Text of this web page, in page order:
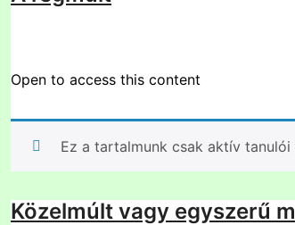
Open to access this content
Ez a tartalmunk csak aktív
Közelmúlt vagy egyszerű